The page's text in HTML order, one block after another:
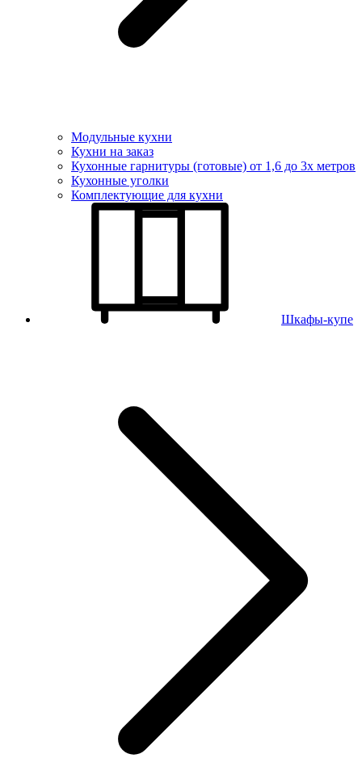
Модульные кухни
Кухни на заказ
Кухонные гарнитуры (готовые) от 1,6 до 3х метров
Кухонные уголки
Комплектующие для кухни
Шкафы-купе